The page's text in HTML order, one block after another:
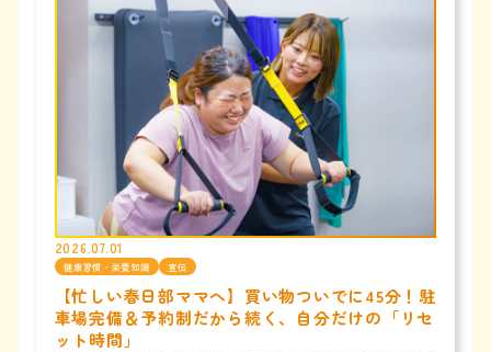
2026.07.01
健康習慣・栄養知識 宣伝
【忙しい春日部ママへ】買い物ついでに45分！駐
車場完備＆予約制だから続く、自分だけの「リセ
ット時間」